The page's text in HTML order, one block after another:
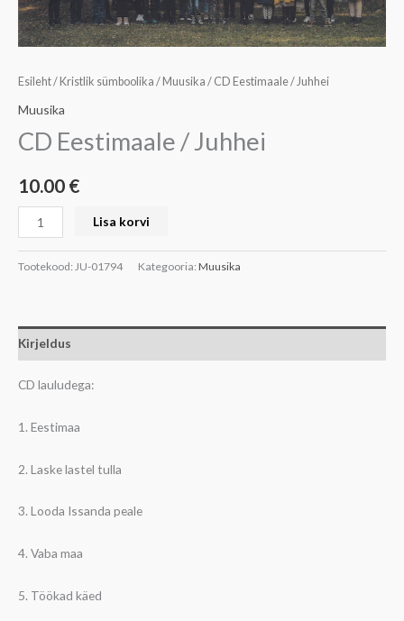
Esileht/ Kristlik sümboolika / Muusika / CD Eestimaale / Juhhei
Muusika
CD Eestimaale / Juhhei
10.00 €
Lisa korvi
Tootekood: JU-01794 Kategooria: Muusika
Kirjeldus
CD lauludega:
1. Eestimaa
2. Laske lastel tulla
3. Looda Issanda peale
4. Vaba maa
5. Töökad käed